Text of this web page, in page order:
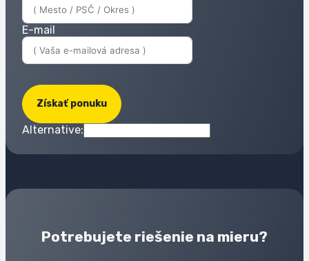
E-mail
Získať ponuku
Alternative:
Potrebujete riešenie na mieru?